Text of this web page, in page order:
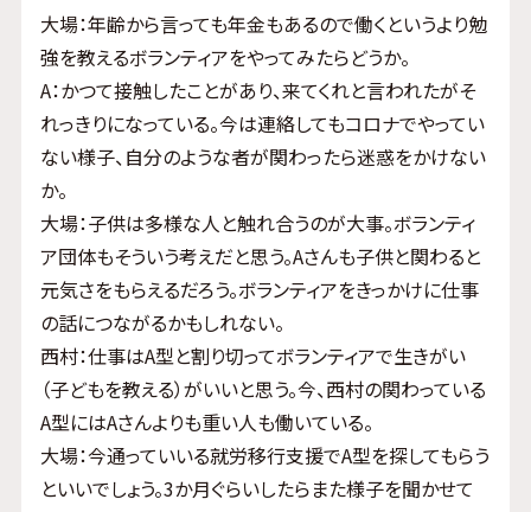
大場：年齢から言っても年金もあるので働くというより勉
強を教えるボランティアをやってみたらどうか。
A：かつて接触したことがあり、来てくれと言われたがそ
れっきりになっている。今は連絡してもコロナでやってい
ない様子、自分のような者が関わったら迷惑をかけない
か。
大場：子供は多様な人と触れ合うのが大事。ボランティ
ア団体もそういう考えだと思う。Aさんも子供と関わると
元気さをもらえるだろう。ボランティアをきっかけに仕事
の話につながるかもしれない。
西村：仕事はA型と割り切ってボランティアで生きがい
（子どもを教える）がいいと思う。今、西村の関わっている
A型にはAさんよりも重い人も働いている。
大場：今通っていいる就労移行支援でA型を探してもらう
といいでしょう。3か月ぐらいしたらまた様子を聞かせて